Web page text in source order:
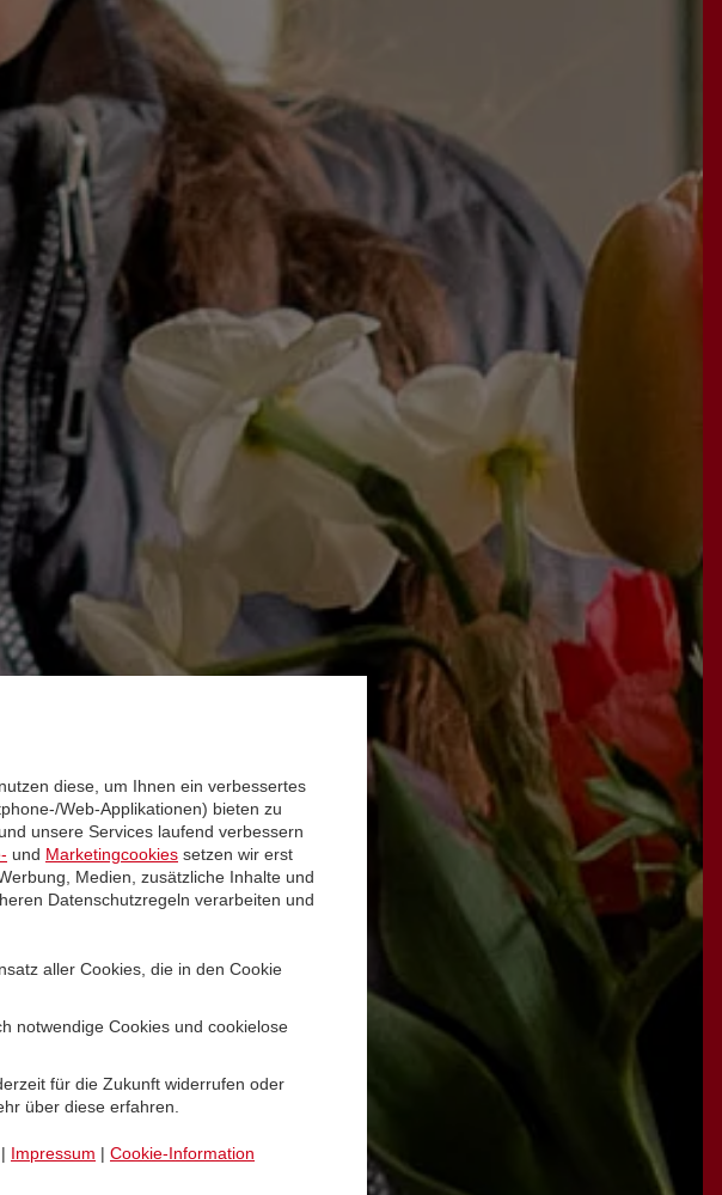
diese, um Ihnen ein verbessertes
Web-Applikationen) bieten zu
unsere Services laufend verbessern
und Marketingcookies setzen wir erst
Medien, zusätzliche Inhalte und
Datenschutzregeln verarbeiten und
aller Cookies, die in den Cookie
notwendige Cookies und cookielose
für die Zukunft widerrufen oder
über diese erfahren.
| Impressum | Cookie-Information